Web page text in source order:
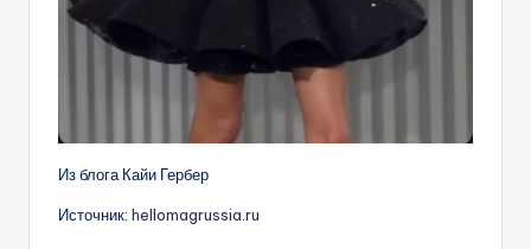
Из блога Кайи Гербер
Источник: hellomagrussia.ru